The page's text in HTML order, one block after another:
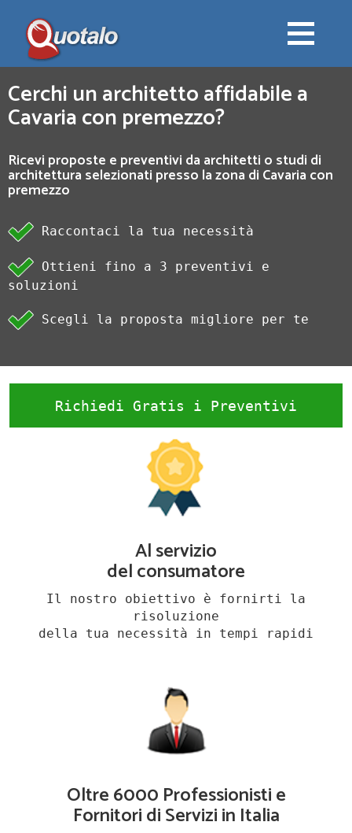
Cerchi un architetto affidabile a
Cavaria con premezzo?
Ricevi proposte e preventivi da architetti o studi di
architettura selezionati presso la zona di Cavaria con
premezzo
Raccontaci la tua necessità
Ottieni fino a 3 preventivi e
soluzioni
Scegli la proposta migliore per te
Richiedi Gratis i Preventivi
Al servizio
del consumatore
Il nostro obiettivo è fornirti la
risoluzione
della tua necessità in tempi rapidi
Oltre 6000 Professionisti e
Fornitori di Servizi in Italia